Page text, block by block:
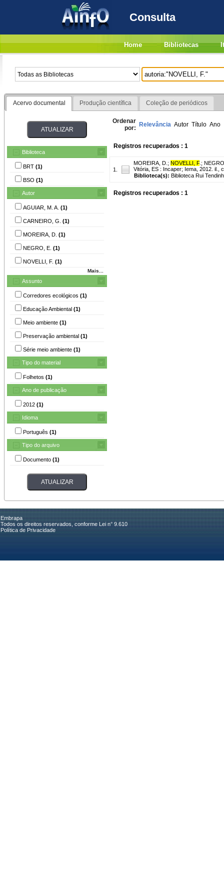
Consulta
Home Bibliotecas
Acervo documental Produção científica Coleção de periódicos
Biblioteca
BRT (1)
BSO (1)
Autor
AGUIAR, M. A. (1)
CARNEIRO, G. (1)
MOREIRA, D. (1)
NEGRO, E. (1)
NOVELLI, F. (1)
Mais...
Assunto
Corredores ecológicos (1)
Educação Ambiental (1)
Meio ambiente (1)
Preservação ambiental (1)
Série meio ambiente (1)
Tipo do material
Folhetos (1)
Ano de publicação
2012 (1)
Idioma
Português (1)
Tipo do arquivo
Documento (1)
Ordenar
por: Relevância Autor Título Ano
Registros recuperados : 1
1.
MOREIRA, D. ; NOVELLI, F. ;
Vitória, ES : Incaper; Iema, 2012. il.,
Biblioteca(s): Biblioteca Rui
Registros recuperados : 1
Embrapa
Todos os direitos reservados, conforme Lei n° 9.610
Política de Privacidade